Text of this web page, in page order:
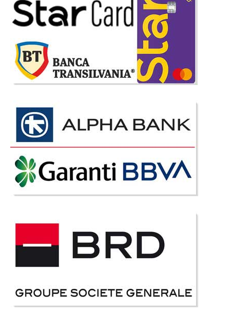
Pret399 Lei
Stoc Epuizat - Indisponibil
Adauga la Favorite
Saltea Ortopedica Basic
Saltele San Remo Basic. Saltea San Remo Ortopedica TED San Remo
Ortopedic este o saltea care face parte din Colectia Italiana. Baza saltelei
Pret 279 Lei
Adauga la Favorite